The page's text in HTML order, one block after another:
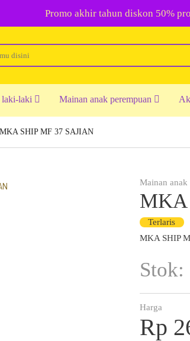
Promo akhir tahun diskon 50%
laki-laki Mainan anak perempuan
MKA SHIP MF 37 SAJIAN
Mainan anak
MKA
Terlaris
MKA SHIP
Stok:
Harga
Rp